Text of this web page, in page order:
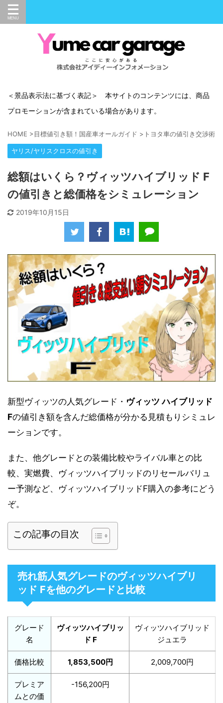
＜景品表示法に基づく表記＞ 本サイトのコンテンツには、商品
プロモーションが含まれている場合があります。
HOME >目標値引き額！国産車オールガイド > トヨタ車の値引き交渉術
ヤリス/ヤリスクロスの値引き
総額はいくら？ヴィッツハイブリッド F
の値引きと総価格をシミュレーション
2019年10月15日
新型ヴィッツの人気グレード・ ヴィッツ ハイブリッド
Fの値引き額を含んだ総価格が分かる見積もりシミュレ
ーションです。
また、他グレードとの装備比較やライバル車との比
較、実燃費、ヴィッツハイブリッドのリセールバリュ
ー予測など、ヴィッツハイブリッドF購入の参考にどう
ぞ。
この記事の目次
売れ筋人気グレードのヴィッツハイブリ
ッド Fを他のグレードと比較
グレード
名
ヴィッツハイブリッ
ド F
ヴィッツハイブリッド
ジュエラ
価格比較 1,853,500円 2,009,700円
プレミア
ムとの価
-156,200円